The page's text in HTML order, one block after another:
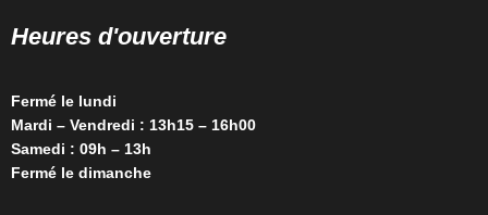
Heures d'ouverture
Fermé le lundi
Mardi – Vendredi : 13h15 – 16h00
Samedi : 09h – 13h
Fermé le dimanche